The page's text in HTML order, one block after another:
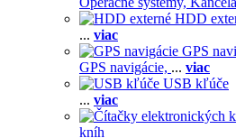
HDD
... viac
GPS
GPS navigácie, ... viac
USB kľúče
... viac
kníh